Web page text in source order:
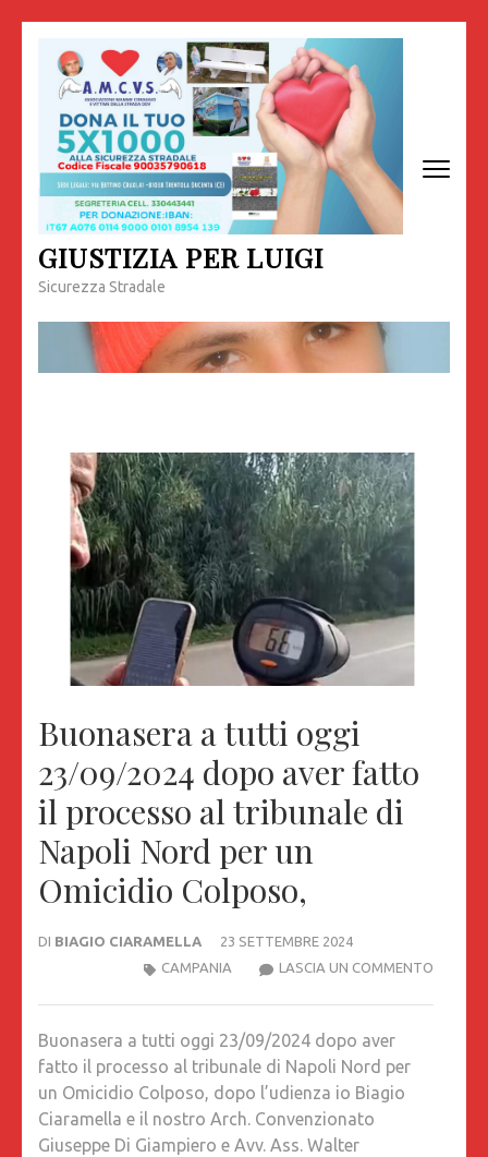
contenuto
(premi
invio)
GIUSTIZIA PER LUIGI
Sicurezza Stradale
Buonasera a tutti oggi
23/09/2024 dopo aver fatto
il processo al tribunale di
Napoli Nord per un
Omicidio Colposo,
DI BIAGIO CIARAMELLA
23 SETTEMBRE 2024
LASCIA UN COMMENTO
CAMPANIA
Buonasera a tutti oggi 23/09/2024 dopo aver
fatto il processo al tribunale di Napoli Nord per
un Omicidio Colposo, dopo l’udienza io Biagio
Ciaramella e il nostro Arch. Convenzionato
Giuseppe Di Giampiero e Avv. Ass. Walter